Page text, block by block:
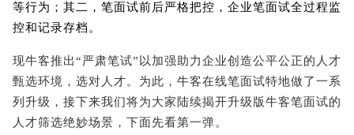
等行为；其二，笔面试前后严格把控，企业笔面试全过程监
控和记录存档。
现牛客推出“严肃笔试”以加强助力企业创造公平公正的人才
甄选环境，选对人才。为此，牛客在线笔面试特地做了一系
列升级，接下来我们将为大家陆续揭开升级版牛客笔面试的
人才筛选绝妙场景，下面先看第一弹。